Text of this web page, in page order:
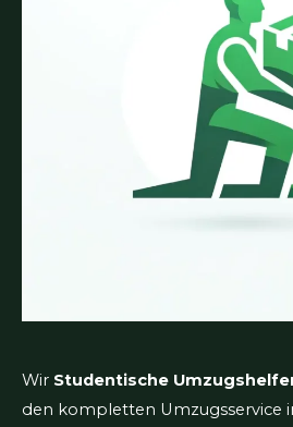
Wir Studentische
den kompletten Umzugsservice